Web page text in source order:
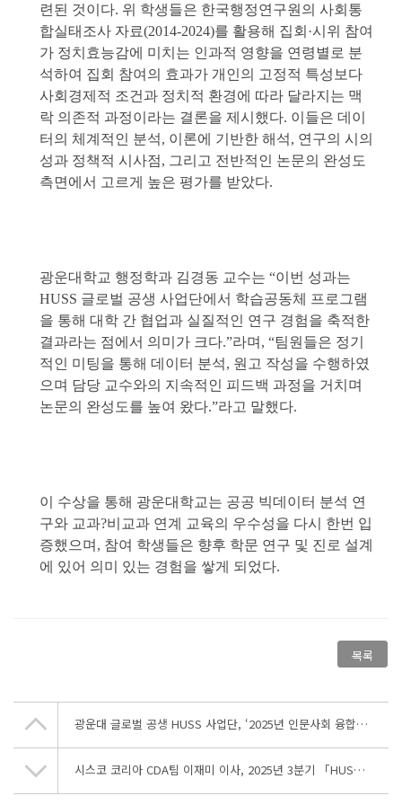
련된 것이다. 위 학생들은 한국행정연구원의 사회통
합실태조사 자료(2014-2024)를 활용해 집회·시위 참여
가 정치효능감에 미치는 인과적 영향을 연령별로 분
석하여 집회 참여의 효과가 개인의 고정적 특성보다
사회경제적 조건과 정치적 환경에 따라 달라지는 맥
락 의존적 과정이라는 결론을 제시했다. 이들은 데이
터의 체계적인 분석, 이론에 기반한 해석, 연구의 시의
성과 정책적 시사점, 그리고 전반적인 논문의 완성도
측면에서 고르게 높은 평가를 받았다.
광운대학교 행정학과 김경동 교수는 “이번 성과는
HUSS 글로벌 공생 사업단에서 학습공동체 프로그램
을 통해 대학 간 협업과 실질적인 연구 경험을 축적한
결과라는 점에서 의미가 크다.”라며, “팀원들은 정기
적인 미팅을 통해 데이터 분석, 원고 작성을 수행하였
으며 담당 교수와의 지속적인 피드백 과정을 거치며
논문의 완성도를 높여 왔다.”라고 말했다.
이 수상을 통해 광운대학교는 공공 빅데이터 분석 연
구와 교과?비교과 연계 교육의 우수성을 다시 한번 입
증했으며, 참여 학생들은 향후 학문 연구 및 진로 설계
에 있어 의미 있는 경험을 쌓게 되었다.
목록
광운대 글로벌 공생 HUSS 사업단, ‘2025년 인문사회 융합인재양성사업(HUSS) 융합 교육과정 수기 공모전’ 교육부 장관상 수상
시스코 코리아 CDA팀 이재미 이사, 2025년 3분기 「HUSS-STAR(휴스타)」 수상